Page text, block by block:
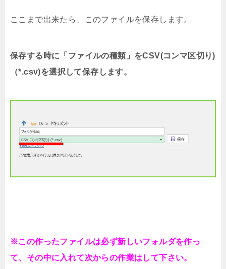
ここまで出来たら、このファイルを保存します。
保存する時に「ファイルの種類」をCSV(コンマ区切り)
（*.csv)を選択して保存します。
※この作ったファイルは必ず新しいフォルダを作っ
て、その中に入れて次からの作業はして下さい。